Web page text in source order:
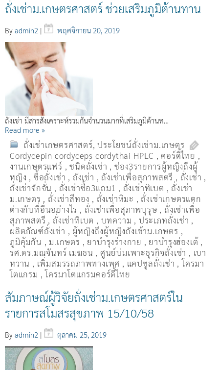
ถั่งเช่าม.เกษตรศาสตร์ ช่วยเสริมภูมิต้านทาน
By admin2 | พฤศจิกายน 20, 2019
ถั่งเช่า มีสารสังเคราะห์รวมกันจำนวนมากที่เสริมภูมิต้านท…
Read more »
ถั่งเช่าเกษตรศาสตร์,ประโยชน์ถั่งเช่าม.เกษตร
Cordycepin cordyceps cordythai HPLC , คอร์ดี้ไทย ,
งานเกษตรแฟร์ ,ชนิดถั่งเช่า ,ช่อง3รายการผู้หญิงถึงผู้
หญิง , ซื้อถั่งเช่า , ถังเช่า , ถังเช่าเพื่อสุภาพสตรี , ถั่งเช่า ,
ถั่งเช่าจักจั่น , ถั่งเช่าซื้อ3แถม1 , ถั่งเช่าทิเบต , ถั่งเช่า
ม.เกษตร , ถั่งเช่าสีทอง , ถั่งเช่าหิมะ , ถั่งเช่าเกษตรแตก
ต่างกับที่อื่นอย่างไร , ถั่งเช่าเพื่อสุภาพบุรุษ , ถั่งเช่าเพื่อ
สุภาพสตรี , ถั่่งเช่าทิเบต , บทความ , ประเภทถั่งเช่า ,
ผลิตภัณฑ์ถั่งเช่า , ผู้หญิงถึงผู้หญิงถังเช้าม.เกษตร ,
ภูมิคุ้มกัน ,ม.เกษตร , ยาบำรุงร่างกาย , ยาบำรุงฮ่องเต้ ,
รศ.ดร.มณจันทร์ เมฆธน , ศูนย์บ่มเพาะธุรกิจถั่งเช่า , เบา
หวาน , เพิ่มสมรรถภาพทางเพศ , แคปซูลถั่งเช่า ,โครมา
โตแกรม ,โครมาโตแกรมคอร์ดี้ไทย
สัมภาษณ์ผู้วิจัยถั่งเช่าม.เกษตรศาสตร์ใน
รายการสโมสรสุขภาพ 15/10/58
By admin2 | ตุลาคม 25, 2019